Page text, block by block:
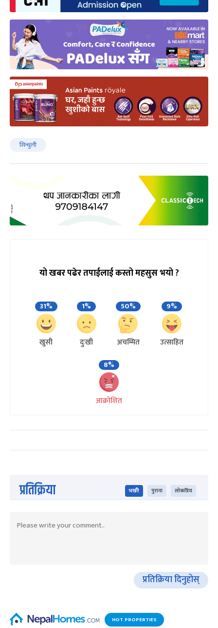
सिन्धुली
यो खबर पढेर तपाईलाई कस्तो महसुस भयो ?
31%
खुसी
1%
दुःखी
50%
अचम्मित
9%
उत्साहित
8%
आक्रोशित
प्रतिक्रिया भर्खरै पुराना लोकप्रिय
प्रतिक्रिया दिनुहोस्
HOT PROPERTIES